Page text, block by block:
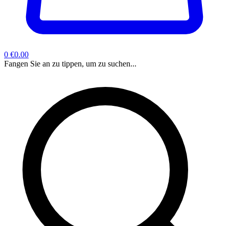
0 €0.00
Fangen Sie an zu tippen, um zu suchen...